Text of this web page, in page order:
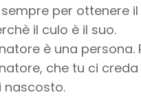
per ottenere
il culo è il suo.
è una persona.
che tu ci
nascosto.